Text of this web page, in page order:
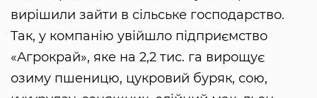
вирішили зайти в сільське господарство.
Так, у компанію увійшло підприємство
«Агрокрай», яке на 2,2 тис. га вирощує
озиму пшеницю, цукровий буряк, сою,